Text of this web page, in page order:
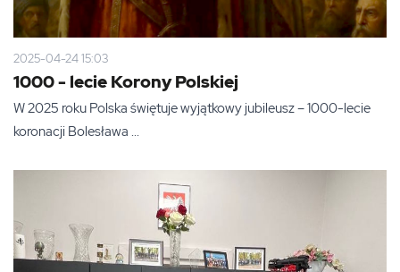
2025-04-24 15:03
1000 - lecie Korony Polskiej
W 2025 roku Polska świętuje wyjątkowy jubileusz – 1000-lecie
koronacji Bolesława ...